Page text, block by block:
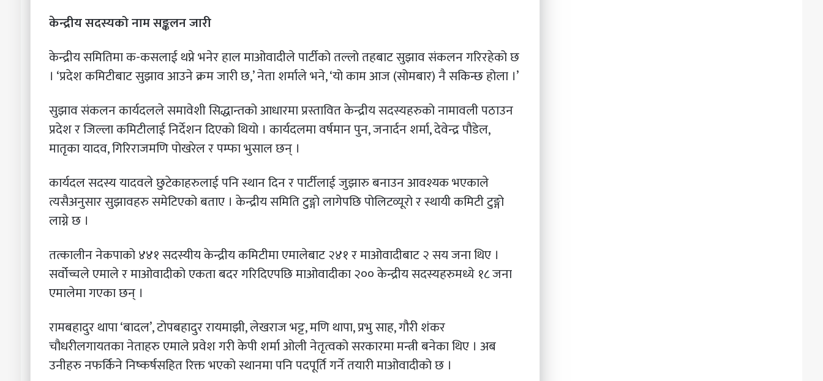
केन्द्रीय सदस्यको नाम सङ्कलन जारी
केन्द्रीय समितिमा क-कसलाई थप्ने भनेर हाल माओवादीले पार्टीको तल्लो तहबाट सुझाव संकलन गरिरहेको छ
। ‘प्रदेश कमिटीबाट सुझाव आउने क्रम जारी छ,’ नेता शर्माले भने, ‘यो काम आज (सोमबार) नै सकिन्छ होला ।’
सुझाव संकलन कार्यदलले समावेशी सिद्धान्तको आधारमा प्रस्तावित केन्द्रीय सदस्यहरुको नामावली पठाउन
प्रदेश र जिल्ला कमिटीलाई निर्देशन दिएको थियो । कार्यदलमा वर्षमान पुन, जनार्दन शर्मा, देवेन्द्र पौडेल,
मातृका यादव, गिरिराजमणि पोखरेल र पम्फा भुसाल छन् ।
कार्यदल सदस्य यादवले छुटेकाहरुलाई पनि स्थान दिन र पार्टीलाई जुझारु बनाउन आवश्यक भएकाले
त्यसैअनुसार सुझावहरु समेटिएको बताए । केन्द्रीय समिति टुङ्गो लागेपछि पोलिटव्यूरो र स्थायी कमिटी टुङ्गो
लाग्ने छ ।
तत्कालीन नेकपाको ४४१ सदस्यीय केन्द्रीय कमिटीमा एमालेबाट २४१ र माओवादीबाट २ सय जना थिए ।
सर्वोच्चले एमाले र माओवादीको एकता बदर गरिदिएपछि माओवादीका २०० केन्द्रीय सदस्यहरुमध्ये १८ जना
एमालेमा गएका छन् ।
रामबहादुर थापा ‘बादल’, टोपबहादुर रायमाझी, लेखराज भट्ट, मणि थापा, प्रभु साह, गौरी शंकर
चौधरीलगायतका नेताहरु एमाले प्रवेश गरी केपी शर्मा ओली नेतृत्वको सरकारमा मन्त्री बनेका थिए । अब
उनीहरु नफर्किने निष्कर्षसहित रिक्त भएको स्थानमा पनि पदपूर्ति गर्ने तयारी माओवादीको छ ।